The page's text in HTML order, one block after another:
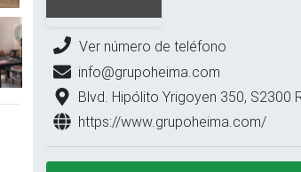
Ver número de teléfono
info@grupoheima.com
Blvd. Hipólito Yrigoyen 350, S2300
https://www.grupoheima.com/